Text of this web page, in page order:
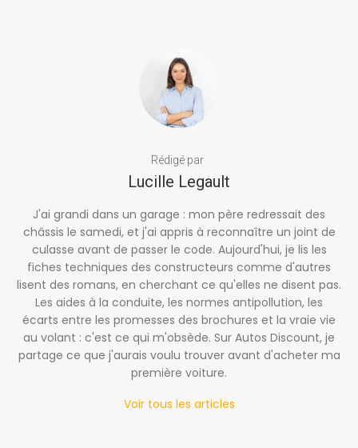
Rédigé par
Lucille Legault
J'ai grandi dans un garage : mon père redressait des
châssis le samedi, et j'ai appris à reconnaître un joint de
culasse avant de passer le code. Aujourd'hui, je lis les
fiches techniques des constructeurs comme d'autres
lisent des romans, en cherchant ce qu'elles ne disent pas.
Les aides à la conduite, les normes antipollution, les
écarts entre les promesses des brochures et la vraie vie
au volant : c'est ce qui m'obsède. Sur Autos Discount, je
partage ce que j'aurais voulu trouver avant d'acheter ma
première voiture.
Voir tous les articles